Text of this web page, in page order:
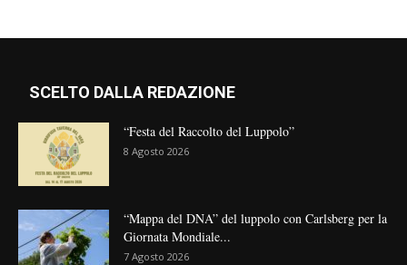
SCELTO DALLA REDAZIONE
“Festa del Raccolto del Luppolo”
8 Agosto 2026
“Mappa del DNA” del luppolo con Carlsberg per la
Giornata Mondiale...
7 Agosto 2026